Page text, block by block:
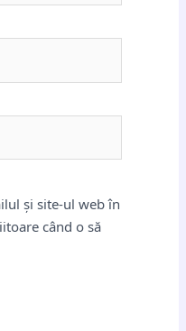
și site-ul web în
când o să